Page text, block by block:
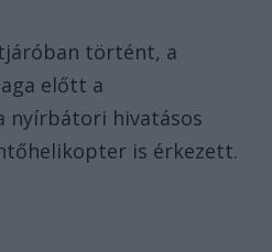
történt, a
előtt a
nyírbátori hivatásos
is érkezett.